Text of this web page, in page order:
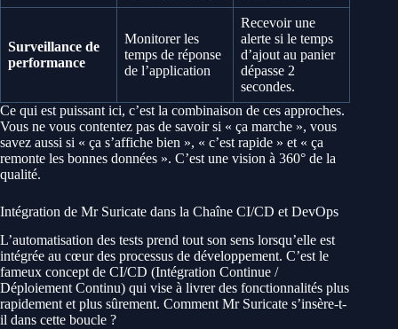
Surveillance de
performance
Monitorer les
temps de réponse
de l’application
Recevoir une
alerte si le temps
d’ajout au panier
dépasse 2
secondes.
Ce qui est puissant ici, c’est la combinaison de ces approches.
Vous ne vous contentez pas de savoir si « ça marche », vous
savez aussi si « ça s’affiche bien », « c’est rapide » et « ça
remonte les bonnes données ». C’est une vision à 360° de la
qualité.
Intégration de Mr Suricate dans la Chaîne CI/CD et DevOps
L’automatisation des tests prend tout son sens lorsqu’elle est
intégrée au cœur des processus de développement. C’est le
fameux concept de CI/CD (Intégration Continue /
Déploiement Continu) qui vise à livrer des fonctionnalités plus
rapidement et plus sûrement. Comment Mr Suricate s’insère-t-
il dans cette boucle ?